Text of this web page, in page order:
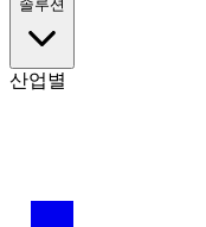
솔루션
산업별